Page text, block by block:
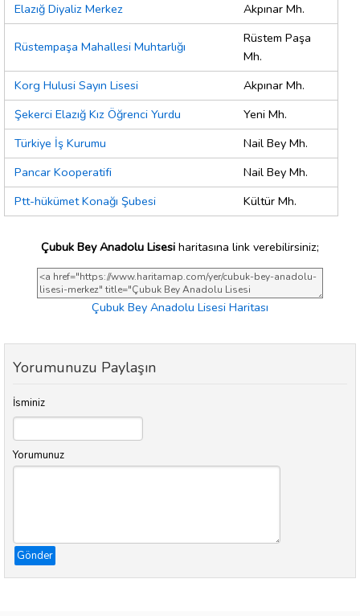
Elazığ Diyaliz Merkez
Akpınar Mh.
Rüstempaşa Mahallesi Muhtarlığı
Rüstem Paşa
Mh.
Korg Hulusi Sayın Lisesi
Akpınar Mh.
Şekerci Elazığ Kız Öğrenci Yurdu
Yeni Mh.
Türkiye İş Kurumu
Nail Bey Mh.
Pancar Kooperatifi
Nail Bey Mh.
Ptt-hükümet Konağı Şubesi
Kültür Mh.
Çubuk Bey Anadolu Lisesi haritasına link verebilirsiniz;
Çubuk Bey Anadolu Lisesi Haritası
Yorumunuzu Paylaşın
İsminiz
Yorumunuz
Gönder